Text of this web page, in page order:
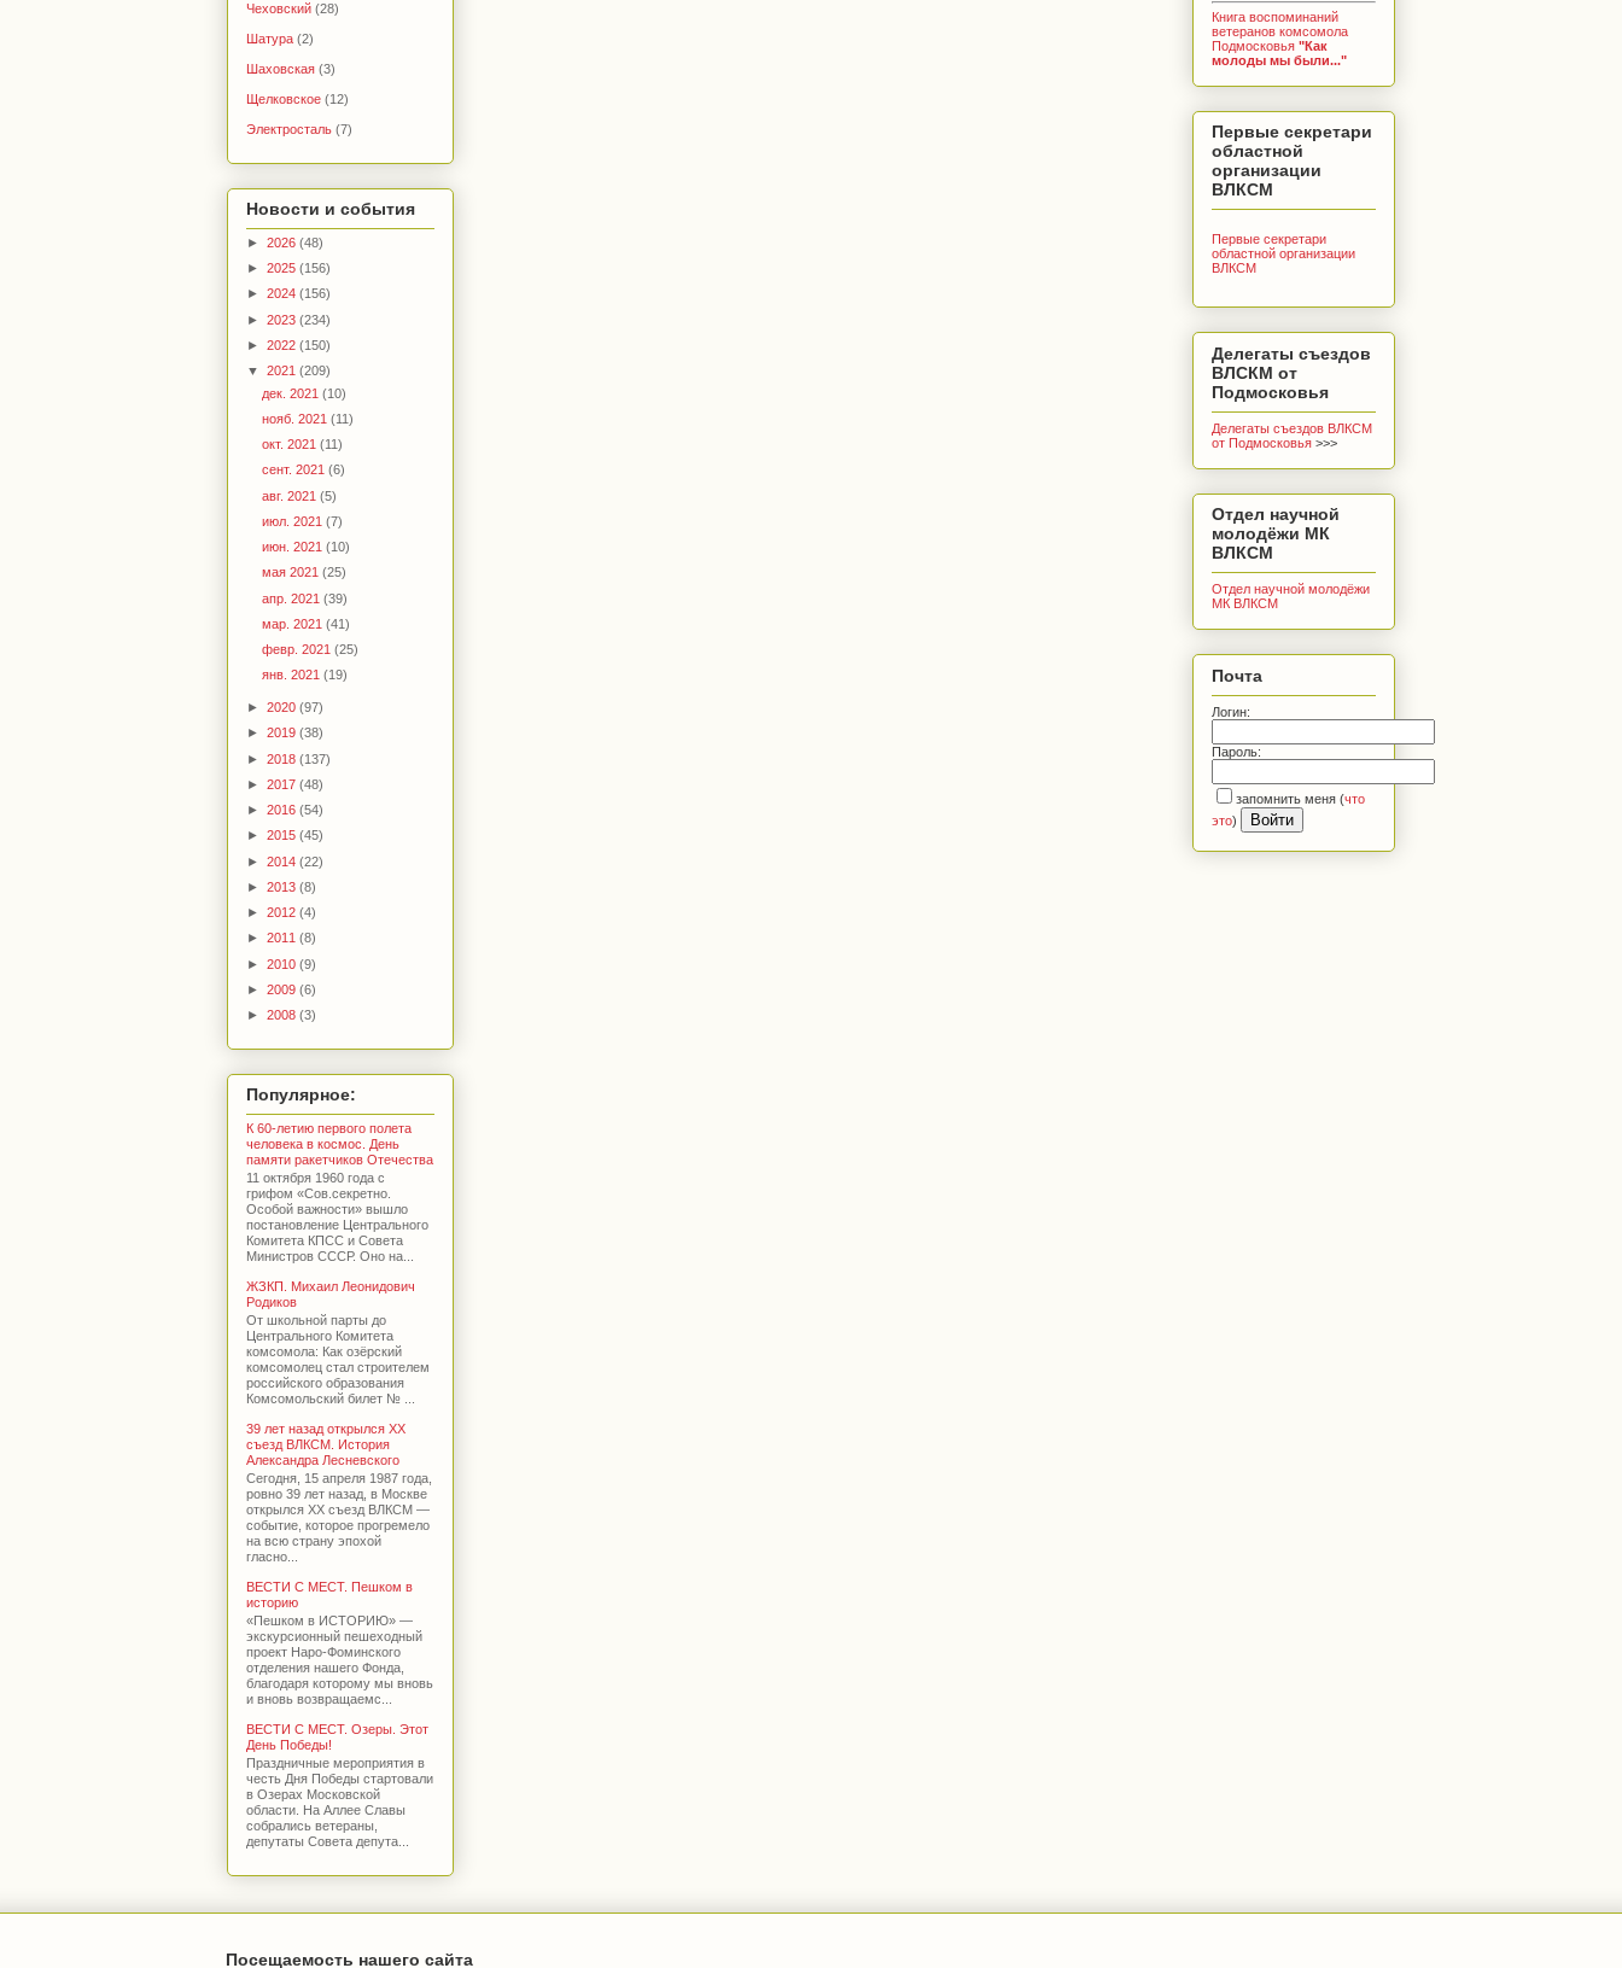
Чеховский (28)
Шатура (2)
Шаховская (3)
Щелковское (12)
Электросталь (7)
Новости и события
► 2026 (48)
► 2025 (156)
► 2024 (156)
► 2023 (234)
► 2022 (150)
▼ 2021 (209)
дек. 2021(10)
нояб. 2021(11)
окт. 2021(11)
сент. 2021(6)
авг. 2021(5)
июл. 2021(7)
июн. 2021(10)
мая 2021(25)
апр. 2021(39)
мар. 2021(41)
февр. 2021(25)
янв. 2021(19)
► 2020 (97)
► 2019 (38)
► 2018 (137)
► 2017 (48)
► 2016 (54)
► 2015 (45)
► 2014 (22)
► 2013 (8)
► 2012 (4)
► 2011 (8)
► 2010 (9)
► 2009 (6)
► 2008 (3)
Популярное:
К 60-летию первого полета
человека в космос. День
памяти ракетчиков Отечества
11 октября 1960 года с
грифом «Сов.секретно.
Особой важности» вышло
постановление Центрального
Комитета КПСС и Совета
Министров СССР. Оно на...
ЖЗКП. Михаил Леонидович
Родиков
От школьной парты до
Центрального Комитета
комсомола: Как озёрский
комсомолец стал строителем
российского образования
Комсомольский билет № ...
39 лет назад открылся XX
съезд ВЛКСМ. История
Александра Лесневского
Сегодня, 15 апреля 1987 года,
ровно 39 лет назад, в Москве
открылся XX съезд ВЛКСМ —
событие, которое прогремело
на всю страну эпохой
гласно...
ВЕСТИ С МЕСТ. Пешком в
историю
«Пешком в ИСТОРИЮ» —
экскурсионный пешеходный
проект Наро-Фоминского
отделения нашего Фонда,
благодаря которому мы вновь
и вновь возвращаемс...
ВЕСТИ С МЕСТ. Озеры. Этот
День Победы!
Праздничные мероприятия в
честь Дня Победы стартовали
в Озерах Московской
области. На Аллее Славы
собрались ветераны,
депутаты Совета депута...
Книга воспоминаний
ветеранов комсомола
Подмосковья "Как
молоды мы были..."
Первые секретари
областной
организации
ВЛКСМ
Первые секретари
областной организации
ВЛКСМ
Делегаты съездов
ВЛСКМ от
Подмосковья
Делегаты съездов ВЛКСМ
от Подмосковья >>>
Отдел научной
молодёжи МК
ВЛКСМ
Отдел научной молодёжи
МК ВЛКСМ
Почта
Логин:
Пароль:
запомнить меня (что
это)
Посещаемость нашего сайта